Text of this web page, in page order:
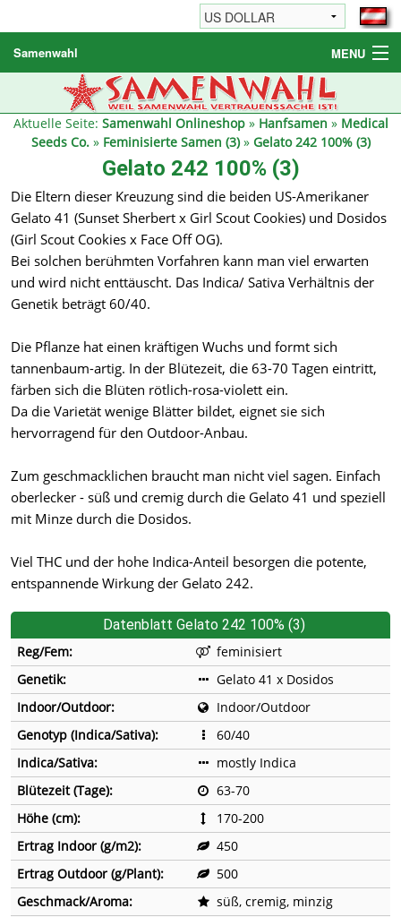
Samenwahl MENU
Hanfsamen
Weitere Produkte
Reseller
Aktuelle Seite: Samenwahl Onlineshop» Hanfsamen » Medical
Seeds Co.» Feminisierte Samen (3)» Gelato 242 100% (3)
Gelato 242 100% (3)
Die Eltern dieser Kreuzung sind die beiden US-Amerikaner
Gelato 41 (Sunset Sherbert x Girl Scout Cookies) und Dosidos
(Girl Scout Cookies x Face Off OG).
Bei solchen berühmten Vorfahren kann man viel erwarten
und wird nicht enttäuscht. Das Indica/ Sativa Verhältnis der
Genetik beträgt 60/40.
Die Pflanze hat einen kräftigen Wuchs und formt sich
tannenbaum-artig. In der Blütezeit, die 63-70 Tagen eintritt,
färben sich die Blüten rötlich-rosa-violett ein.
Da die Varietät wenige Blätter bildet, eignet sie sich
hervorragend für den Outdoor-Anbau.
Zum geschmacklichen braucht man nicht viel sagen. Einfach
oberlecker - süß und cremig durch die Gelato 41 und speziell
mit Minze durch die Dosidos.
Viel THC und der hohe Indica-Anteil besorgen die potente,
entspannende Wirkung der Gelato 242.
Datenblatt Gelato 242 100% (3)
Reg/Fem:
feminisiert
Genetik:
Gelato 41 x Dosidos
Indoor/Outdoor:
Indoor/Outdoor
Genotyp (Indica/Sativa):
60/40
Indica/Sativa:
mostly Indica
Blütezeit (Tage):
63-70
Höhe (cm):
170-200
Ertrag Indoor (g/m2):
450
Ertrag Outdoor (g/Plant):
500
Geschmack/Aroma:
süß, cremig, minzig